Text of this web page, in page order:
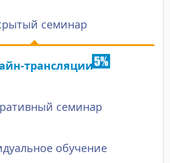
семинар
трансляции
семинар
обучение
"Преподаватель
Освещены основные